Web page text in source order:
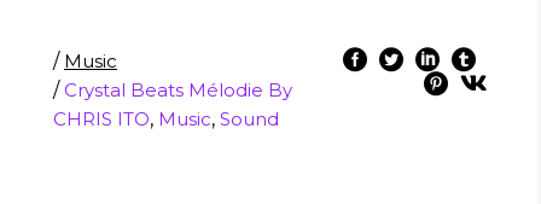
/ Music
/ Crystal Beats Mélodie By
CHRIS ITO, Music, Sound